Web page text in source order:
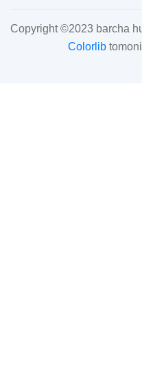
Copyright ©2023 barcha
Colorlib